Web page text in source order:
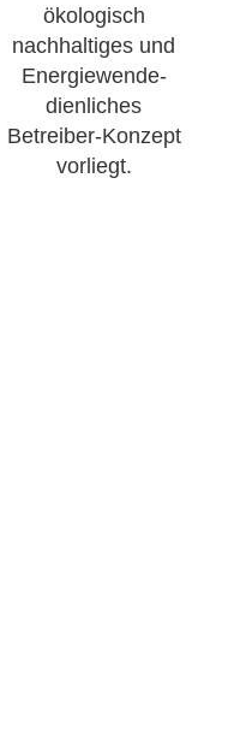
ökologisch
nachhaltiges und
Energiewende-
dienliches
Betreiber-Konzept
vorliegt.